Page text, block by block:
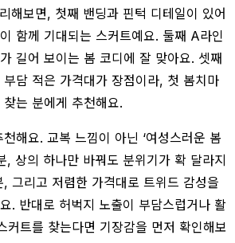
해보면, 첫째 밴딩과 핀턱 디테일이 있어
함께 기대되는 스커트예요. 둘째 A라인
길어 보이는 봄 코디에 잘 맞아요. 셋째
담 적은 가격대가 장점이라, 첫 봄치마
는 분에게 추천해요.
해요. 교복 느낌이 아닌 ‘여성스러운 봄
, 상의 하나만 바꿔도 분위기가 확 달라지
그리고 저렴한 가격대로 트위드 감성을
. 반대로 허벅지 노출이 부담스럽거나 활
커트를 찾는다면 기장감을 먼저 확인해보